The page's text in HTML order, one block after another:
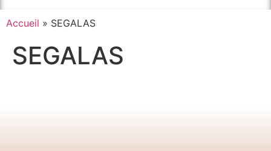
Accueil » SEGALAS
SEGALAS